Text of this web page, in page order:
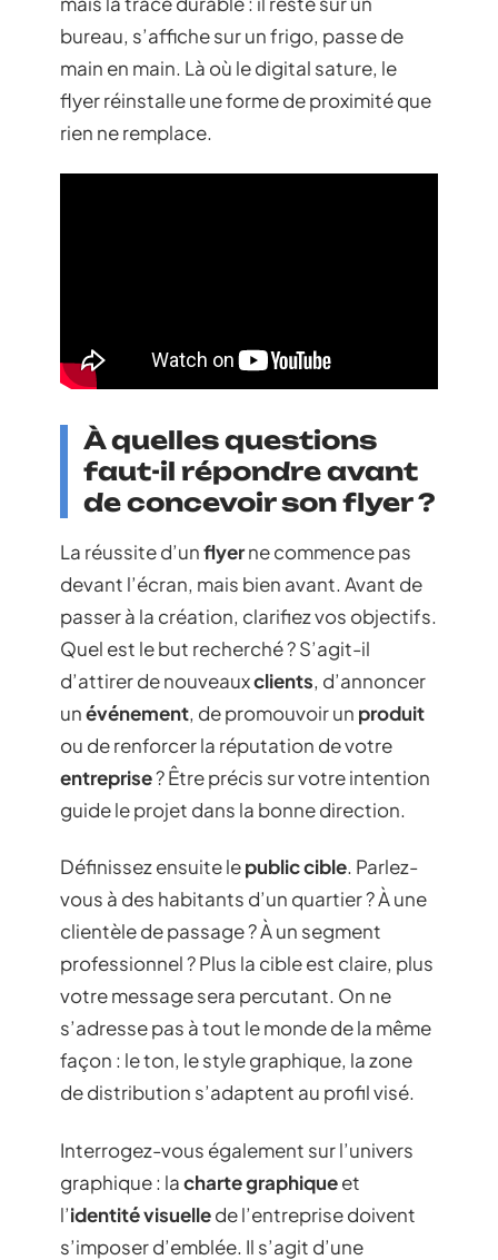
bureau, s’affiche sur un frigo, passe de
main en main. Là où le digital sature, le
flyer réinstalle une forme de proximité que
rien ne remplace.
À quelles questions
faut-il répondre avant
de concevoir son flyer ?
La réussite d’unflyerne commence pas
devant l’écran, mais bien avant. Avant de
passer à la création, clarifiez vos objectifs.
Quel est le but recherché ? S’agit-il
d’attirer de nouveauxclients, d’annoncer
unévénement, de promouvoir un produit
ou de renforcer la réputation de votre
entreprise? Être précis sur votre intention
guide le projet dans la bonne direction.
Définissez ensuite lepublic cible. Parlez-
vous à des habitants d’un quartier ? À une
clientèle de passage ? À un segment
professionnel ? Plus la cible est claire, plus
votre message sera percutant. On ne
s’adresse pas à tout le monde de la même
façon : le ton, le style graphique, la zone
de distribution s’adaptent au profil visé.
Interrogez-vous également sur l’univers
graphique : lacharte graphiqueet
l’identité visuellede l’entreprise doivent
s’imposer d’emblée. Il s’agit d’une